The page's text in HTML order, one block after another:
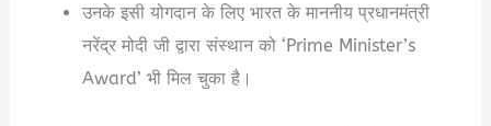
उनके इसी योगदान के लिए भारत के माननीय प्रधानमंत्री
नरेंद्र मोदी जी द्वारा संस्थान को ‘Prime Minister’s
Award’ भी मिल चुका है।